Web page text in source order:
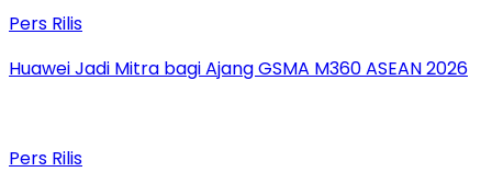
Pers Rilis
Huawei Jadi Mitra bagi Ajang GSMA M360 ASEAN 2026
Pers Rilis